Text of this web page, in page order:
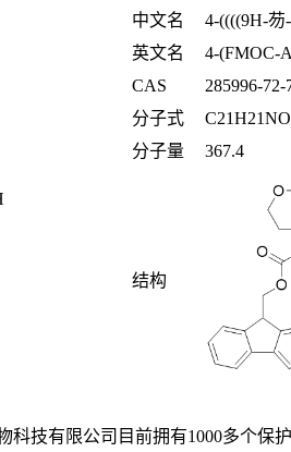
中文名 4-((((9H-芴
英文名
4-(FMOC-
CAS
285996-72-
分子式
C21H21NO
分子量
367.4
结构
科技有限公司目前拥有1000多个保